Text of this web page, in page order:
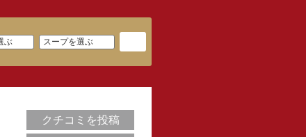
クチコミを投稿